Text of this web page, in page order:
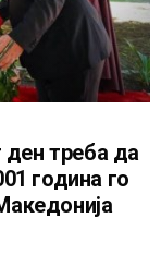
треба да
година го